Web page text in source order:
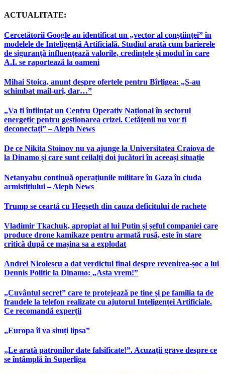
ACTUALITATE:
Cercetătorii Google au identificat un „vector al conștiinței” în
modelele de Inteligență Artificială. Studiul arată cum barierele
de siguranță influențează valorile, credințele și modul în care
A.I. se raportează la oameni
Mihai Stoica, anunț despre ofertele pentru Bîrligea: „S-au
schimbat mail-uri, dar…”
„Va fi înființat un Centru Operativ Național în sectorul
energetic pentru gestionarea crizei. Cetățenii nu vor fi
deconectați” – Aleph News
De ce Nikita Stoinov nu va ajunge la Universitatea Craiova de
la Dinamo și care sunt ceilalți doi jucători în aceeași situație
Netanyahu continuă operațiunile militare în Gaza în ciuda
armistițiului – Aleph News
Trump se ceartă cu Hegseth din cauza deficitului de rachete
Vladimir Tkachuk, apropiat al lui Putin și șeful companiei care
produce drone kamikaze pentru armată rusă, este în stare
critică după ce mașina sa a explodat
Andrei Nicolescu a dat verdictul final despre revenirea-șoc a lui
Dennis Politic la Dinamo: „Asta vrem!”
„Cuvântul secret” care te protejează pe tine și pe familia ta de
fraudele la telefon realizate cu ajutorul Inteligenței Artificiale.
Ce recomandă experții
„Europa îi va simți lipsa”
„Le arată patronilor date falsificate!”. Acuzații grave despre ce
se întâmplă în Superliga